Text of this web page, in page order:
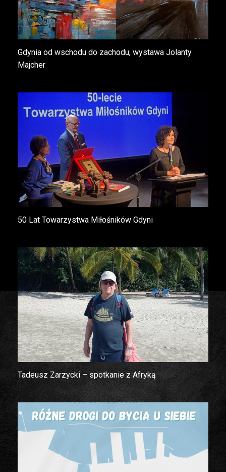
Gdynia od wschodu do zachodu, wystawa Jolanty
Majcher
50 Lat Towarzystwa Miłośników Gdyni
Tadeusz Zarzycki – spotkanie z Afryką